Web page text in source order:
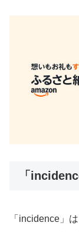
「
「incidence」